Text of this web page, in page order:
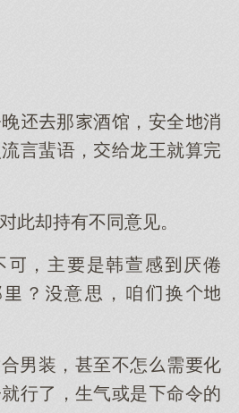
晚那酒馆，安全消
言蜚语，给龙王就算完
此却持有不同意见。
，主是韩萱感厌倦
？意思，咱换
合男装，甚至不怎需化
行了，生气或是命令的